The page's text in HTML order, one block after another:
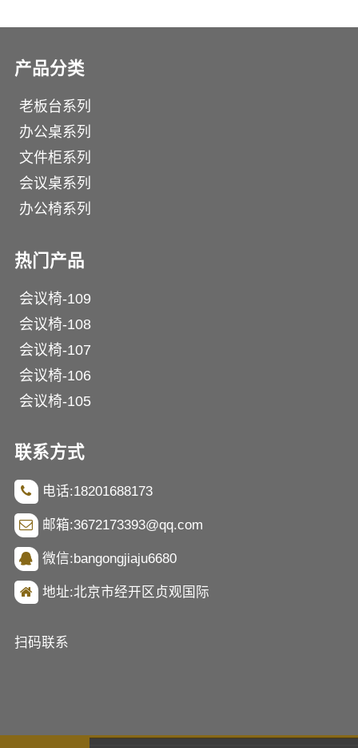
产品分类
老板台系列
办公桌系列
文件柜系列
会议桌系列
办公椅系列
热门产品
会议椅-109
会议椅-108
会议椅-107
会议椅-106
会议椅-105
联系方式
电话:18201688173
邮箱:3672173393@qq.com
微信:bangongjiaju6680
地址:北京市经开区贞观国际
扫码联系